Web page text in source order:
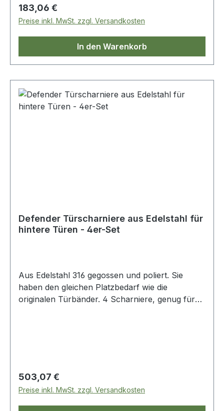
Regulärer Preis:
183,06 €
Preise inkl. MwSt. zzgl. Versandkosten
In den Warenkorb
Defender Türscharniere aus Edelstahl für
hintere Türen - 4er-Set
Aus Edelstahl 316 gegossen und poliert. Sie
haben den gleichen Platzbedarf wie die
originalen Türbänder. 4 Scharniere, genug für
16 flache Unterlegscheiben M8 A4> 16 x M8
A4-80 Nylonmuttern> 1 x T40 Bit
Regulärer Preis:
503,07 €
Preise inkl. MwSt. zzgl. Versandkosten